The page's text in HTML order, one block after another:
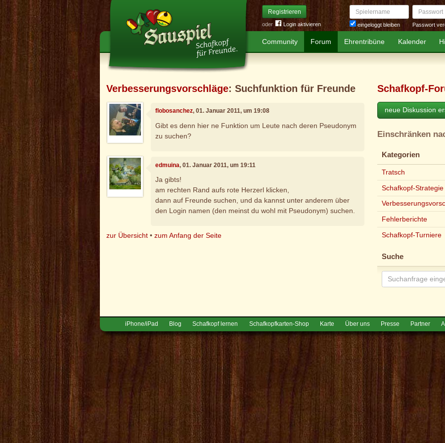
Registrieren
oder Login aktivieren
Spielername
eingeloggt bleiben
Passwort
Passwort
Community Forum Ehrentribüne Kalender
Verbesserungsvorschläge: Suchfunktion für Freunde
flobosanchez, 01. Januar 2011, um 19:08
Gibt es denn hier ne Funktion um Leute nach deren Pseudonym
zu suchen?
edmuina, 01. Januar 2011, um 19:11
Ja gibts!
am rechten Rand aufs rote Herzerl klicken,
dann auf Freunde suchen, und da kannst unter anderem über
den Login namen (den meinst du wohl mit Pseudonym) suchen.
zur Übersicht •zum Anfang der Seite
Schafkopf-
neue Diskussion
Einschränken
Kategorien
Tratsch
Schafkopf-Strategie
Fehlerberichte
Schafkopf-Turniere
Suche
iPhone/iPad Blog Schafkopf lernen Schafkopfkarten-Shop Karte Über uns Presse Partner